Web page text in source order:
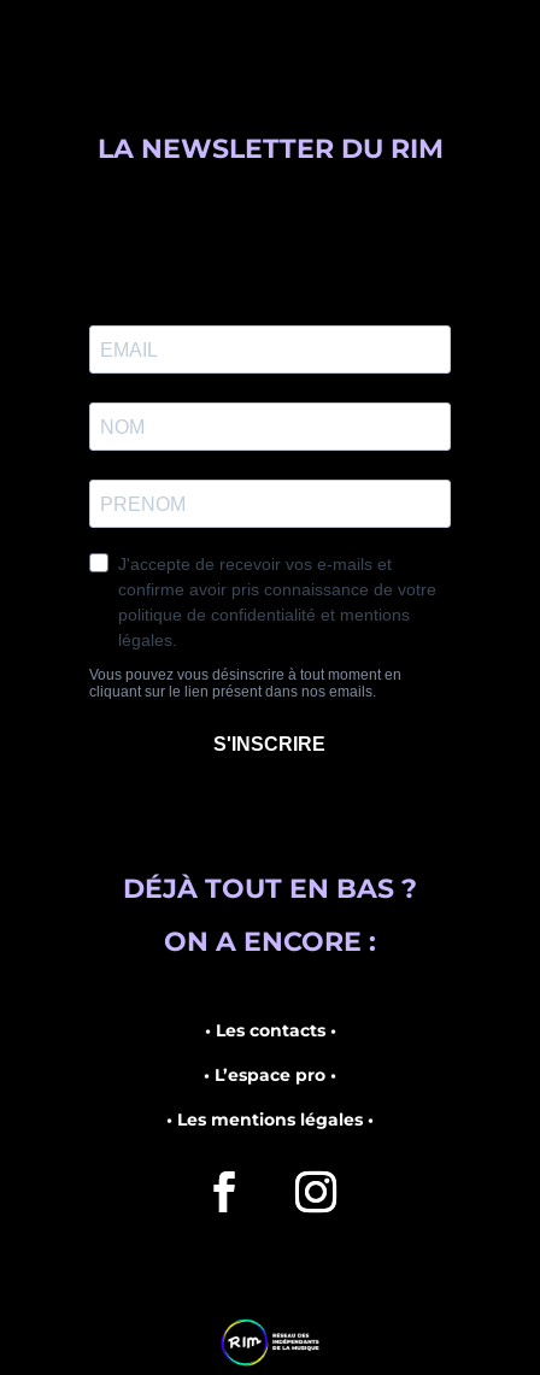
LA NEWSLETTER DU RIM
DÉJÀ TOUT EN BAS ?
ON A ENCORE :
• Les contacts •
• L’espace pro •
• Les mentions légales •